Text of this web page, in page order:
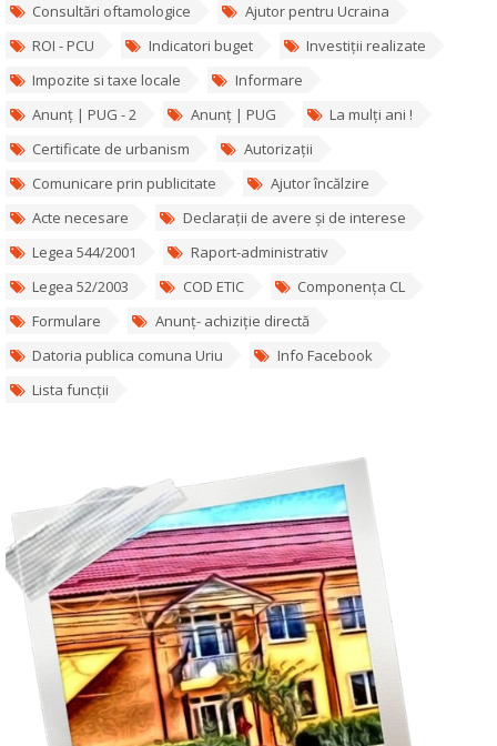
Consultări oftamologice
Ajutor pentru Ucraina
ROI - PCU
Indicatori buget
Investiții realizate
Impozite si taxe locale
Informare
Anunț | PUG - 2
Anunț | PUG
La mulți ani !
Certificate de urbanism
Autorizații
Comunicare prin publicitate
Ajutor încălzire
Acte necesare
Declarații de avere și de interese
Legea 544/2001
Raport-administrativ
Legea 52/2003
COD ETIC
Componența CL
Formulare
Anunț- achiziție directă
Datoria publica comuna Uriu
Info Facebook
Lista funcții